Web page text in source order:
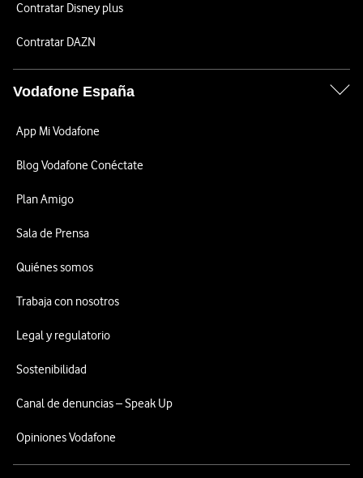
Contratar Disney plus
Contratar DAZN
Vodafone España
App Mi Vodafone
Blog Vodafone Conéctate
Plan Amigo
Sala de Prensa
Quiénes somos
Trabaja con nosotros
Legal y regulatorio
Sostenibilidad
Canal de denuncias – Speak Up
Opiniones Vodafone